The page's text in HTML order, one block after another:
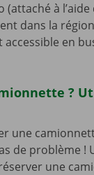
(attaché à
dans la
en
?
une
de problème !
une